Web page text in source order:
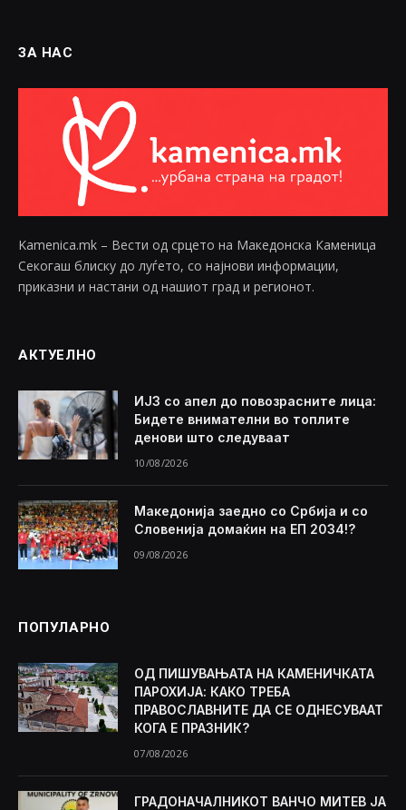
ЗА НАС
Kamenica.mk – Вести од срцето на Македонска Каменица
Секогаш блиску до луѓето, со најнови информации,
приказни и настани од нашиот град и регионот.
АКТУЕЛНО
ИЈЗ со апел до повозрасните лица:
Бидете внимателни во топлите
денови што следуваат
10/08/2026
Македонија заедно со Србија и со
Словенија домаќин на ЕП 2034!?
09/08/2026
ПОПУЛАРНО
ОД ПИШУВАЊАТА НА КАМЕНИЧКАТА
ПАРОХИЈА: КАКО ТРЕБА
ПРАВОСЛАВНИТЕ ДА СЕ ОДНЕСУВААТ
КОГА Е ПРАЗНИК?
07/08/2026
ГРАДОНАЧАЛНИКОТ ВАНЧО МИТЕВ ЈА